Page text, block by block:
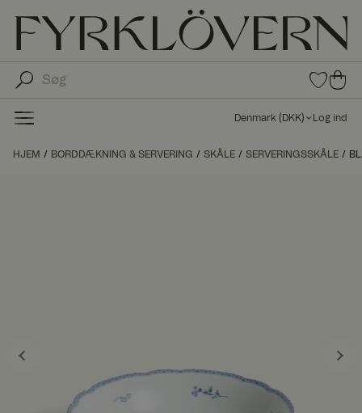
0
var
fav
0
var
er i
kø
Denmark ( DKK) Log ind
HJEM BORDDÆKNING & SERVERING SKÅLE SERVERINGSSKÅLE